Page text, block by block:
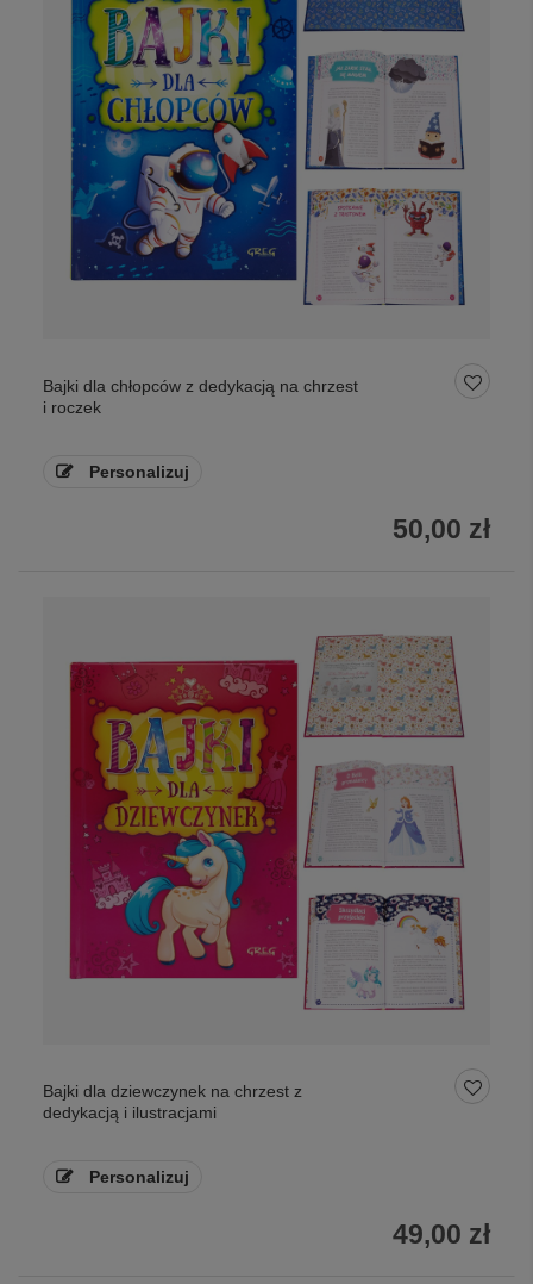
Bajki dla chłopców z dedykacją na chrzest
i roczek
Personalizuj
50,00 zł
Bajki dla dziewczynek na chrzest z
dedykacją i ilustracjami
Personalizuj
49,00 zł